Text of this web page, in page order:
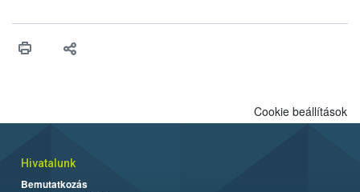
műszaki és hatósági feltételek.
Cookie beállítások
Hivatalunk
Bemutatkozás